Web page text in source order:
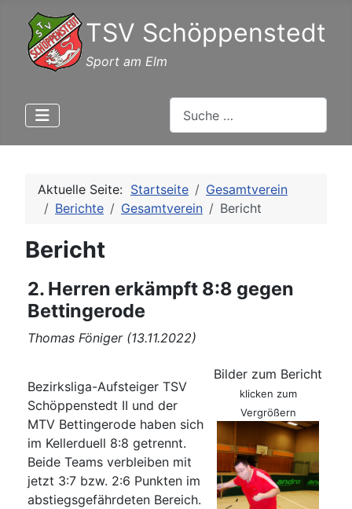
TSV Schöppenstedt
Sport am Elm
Aktuelle Seite: Startseite
Gesamtverein
Berichte
Gesamtverein Bericht
Bericht
2. Herren erkämpft 8:8 gegen
Bettingerode
Thomas Föniger (13.11.2022)
Bezirksliga-Aufsteiger TSV
Schöppenstedt II und der
MTV Bettingerode haben sich
im Kellerduell 8:8 getrennt.
Beide Teams verbleiben mit
jetzt 3:7 bzw. 2:6 Punkten im
abstiegsgefährdeten Bereich.
Bilder zum Bericht
klicken zum
Vergrößern